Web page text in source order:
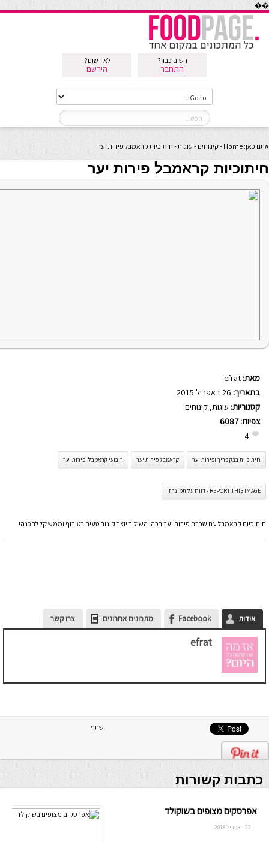
��
רשום כבר?
התחבר
לא רשום?
הירשם
אתם כאן: Home
-קינוחים - עוגות- חיתוכיות קראמבל פירות יער
חיתוכיות קראמבל פירות יער
מאת: efrat
בתאריך:
קטגוריות: עוגות, קינוחים
צפיות:6087
4
חיתוכיות בצק פריך ופירות יער קראמבל פירות יער ריבועי קראמבל ופירות יער
REPORT THIS IMAGE - דווח על תמונה זו
חיתוכיות קראמבל עם שכבת פירות יער רכה. השילוב יוצר קינוח טעים בטירוף וממש קל להכנה!
אודות Facebook מתכונים אחרונים צרו קשר
efrat
שתף
כתבות קשורות
אפרסקים מצופים בשוקולד
22 באפריל 2018